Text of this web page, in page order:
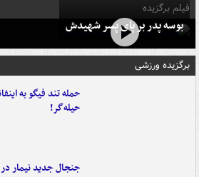
فیلم برگزیده
بوسه‌ پدر بر پای پسر شهیدش
برگزیده ورزشی
حمله تند فیگو به
حیله‌گر!
جنجال جدید نیمار